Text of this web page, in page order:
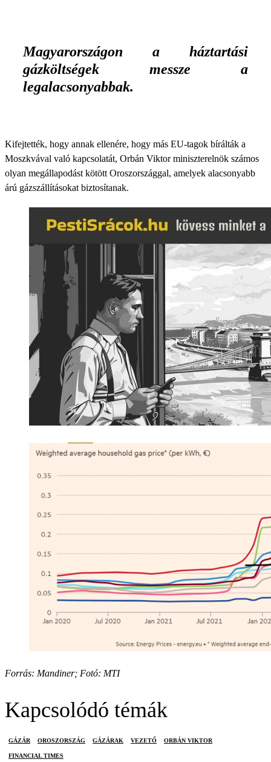
Magyarországon a háztartási
gázköltségek messze a
legalacsonyabbak.
Kifejtették, hogy annak ellenére, hogy más EU-tagok bírálták a
Moszkvával való kapcsolatát, Orbán Viktor miniszterelnök számos
olyan megállapodást kötött Oroszországgal, amelyek alacsonyabb
árú gázszállításokat biztosítanak.
Forrás: Mandiner; Fotó: MTI
Kapcsolódó témák
GÁZÁR OROSZORSZÁG GÁZÁRAK VEZETŐ ORBÁN VIKTOR
FINANCIAL TIMES